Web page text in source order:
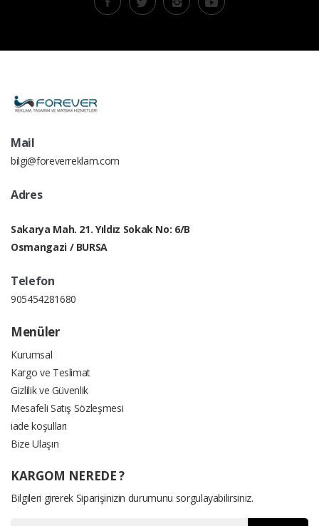
Mail
bilgi@foreverreklam.com
Adres
Sakarya Mah. 21. Yıldız Sokak No: 6/B
Osmangazi / BURSA
Telefon
905454281680
Menüler
Kurumsal
Kargo ve Teslimat
Gizlilik ve Güvenlik
Mesafeli Satış Sözleşmesi
iade koşulları
Bize Ulaşın
KARGOM NEREDE ?
Bilgileri girerek Siparişinizin durumunu sorgulayabilirsiniz.